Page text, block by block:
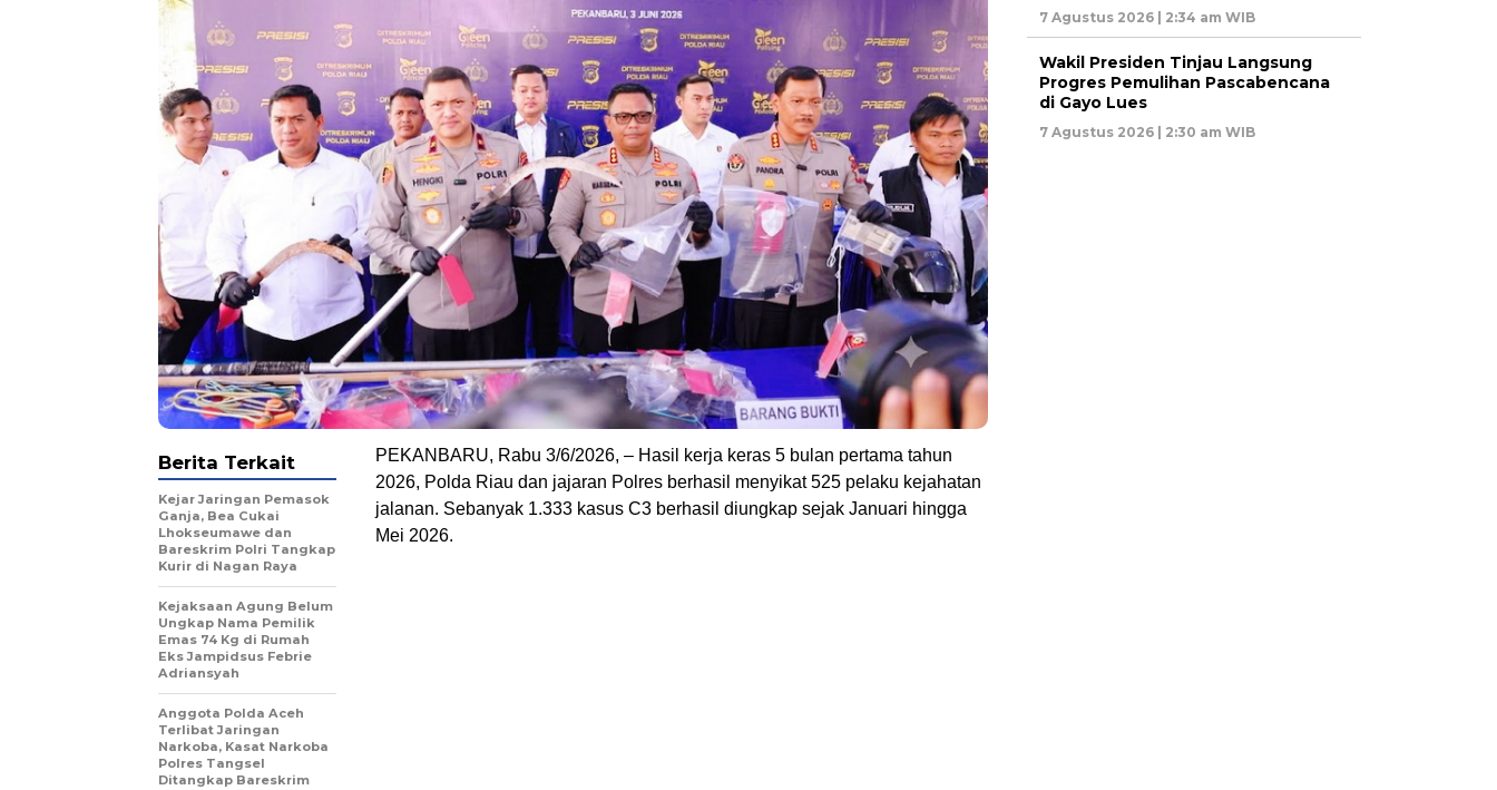
PEKANBARU, Rabu 3/6/2026, – Hasil kerja keras 5 bulan pertama tahun
2026, Polda Riau dan jajaran Polres berhasil menyikat 525 pelaku kejahatan
jalanan. Sebanyak 1.333 kasus C3 berhasil diungkap sejak Januari hingga
Mei 2026.
Berita Terkait
Kejar Jaringan Pemasok
Ganja, Bea Cukai
Lhokseumawe dan
Bareskrim Polri Tangkap
Kurir di Nagan Raya
Kejaksaan Agung Belum
Ungkap Nama Pemilik
Emas 74 Kg di Rumah
Eks Jampidsus Febrie
Adriansyah
Anggota Polda Aceh
Terlibat Jaringan
Narkoba, Kasat Narkoba
Polres Tangsel
Ditangkap Bareskrim
7 Agustus 2026 | 2:34 am WIB
Wakil Presiden Tinjau Langsung
Progres Pemulihan Pascabencana
di Gayo Lues
7 Agustus 2026 | 2:30 am WIB